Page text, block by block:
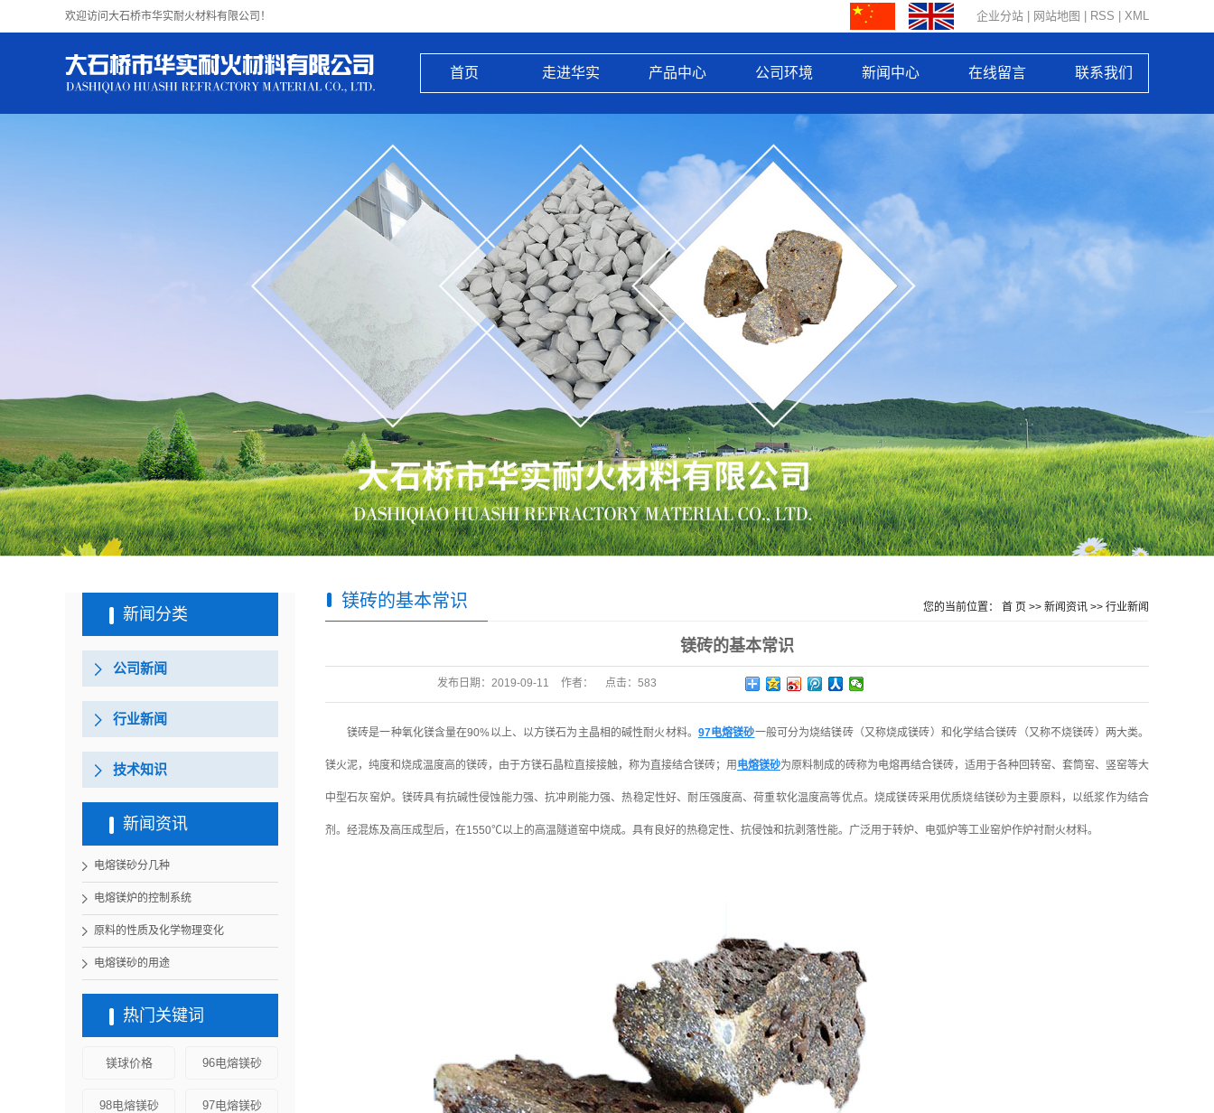
欢迎访问大石桥市华实耐火材料有限公司！ 企业分站 网站地图 RSS XML
首页 走进华实 产品中心 公司环境 新闻中心 在线留言 联系我们
新闻分类
公司新闻
行业新闻
技术知识
新闻资讯
电熔镁砂分几种
电熔镁炉的控制系统
原料的性质及化学物理变化
电熔镁砂的用途
热门关键词
镁球价格 96电熔镁砂
98电熔镁砂 97电熔镁砂
镁砖的基本常识 您的当前位置： 首 页 >> 新闻资讯 >> 行业新闻
镁砖的基本常识
发布日期： 2019-09-11 作者： 点击： 583
镁砖是一种氧化镁含量在90%以上、以方镁石为主晶相的碱性耐火材料。 97电熔镁砂一般可分为烧结镁砖（又称烧成镁砖）和化学结合镁砖（又称不烧镁砖）两大类。
镁火泥，纯度和烧成温度高的镁砖，由于方镁石晶粒直接接触，称为直接结合镁砖；用 电熔镁砂为原料制成的砖称为电熔再结合镁砖，适用于各种回转窑、套筒窑、竖窑等大
中型石灰窑炉。镁砖具有抗碱性侵蚀能力强、抗冲刷能力强、热稳定性好、耐压强度高、荷重软化温度高等优点。烧成镁砖采用优质烧结镁砂为主要原料，以纸浆作为结合
剂。经混炼及高压成型后，在1550℃以上的高温隧道窑中烧成。具有良好的热稳定性、抗侵蚀和抗剥落性能。广泛用于转炉、电弧炉等工业窑炉作炉衬耐火材料。